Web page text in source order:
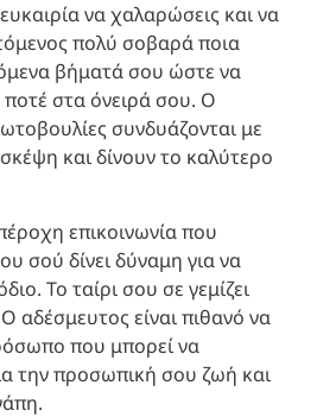
να χαλαρώσεις και να
πολύ σοβαρά ποια
βήματά σου ώστε να
ποτέ στα όνειρά σου. Ο
συνδυάζονται με
και δίνουν το καλύτερο
επικοινωνία που
σού δίνει δύναμη για να
Το ταίρι σου σε γεμίζει
αδέσμευτος είναι πιθανό να
που μπορεί να
την προσωπική σου ζωή και